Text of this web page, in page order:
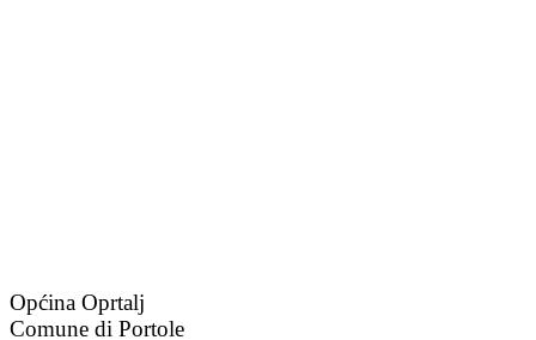
Općina Oprtalj
Comune di Portole